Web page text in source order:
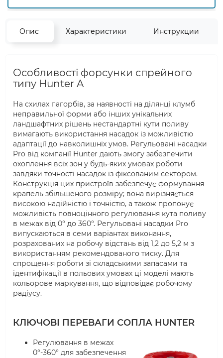
Опис Характеристики Инструкции
Особливості форсунки спрейного
типу Hunter A
На схилах пагорбів, за наявності на ділянці клумб
неправильної форми або інших унікальних
ландшафтних рішень нестандартні кути поливу
вимагають використання насадок із можливістю
адаптації до навколишніх умов. Регульовані насадки
Pro від компанії Hunter дають змогу забезпечити
охоплення всіх зон у будь-яких умовах роботи
завдяки точності насадок із фіксованим сектором.
Конструкція цих пристроїв забезпечує формування
крапель збільшеного розміру; вона вирізняється
високою надійністю і точністю, а також пропонує
можливість повноцінного регулювання кута поливу
в межах від 0° до 360°. Регульовані насадки Pro
випускаються в семи варіантах виконання,
розрахованих на робочу відстань від 1,2 до 5,2 м з
використанням рекомендованого тиску. Для
спрощення роботи зі складськими запасами та
ідентифікації в польових умовах ці моделі мають
кольорове маркування, що відповідає робочому
радіусу.
КЛЮЧОВІ ПЕРЕВАГИ СОПЛА HUNTER
Регулювання в межах
0°-360° для забезпечення